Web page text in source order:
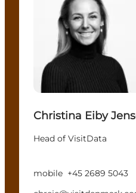
Christina Eiby
Head of VisitData
mobile +45 2689 5043